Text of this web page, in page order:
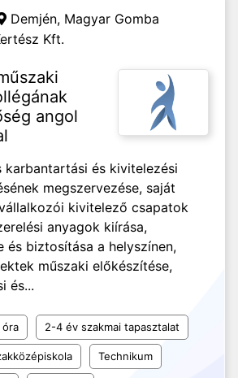
Demjén, Magyar Gomba
Kft.
angol
karbantartási és kivitelezési
megszervezése, saját
kivitelező csapatok
anyagok kiírása,
és biztosítása a helyszínen,
műszaki előkészítése,
és...
óra 2-4 év szakmai tapasztalat
Technikum